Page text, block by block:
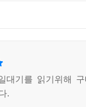
대기를 읽기위해 구
.